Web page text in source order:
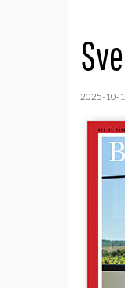
2025-10-